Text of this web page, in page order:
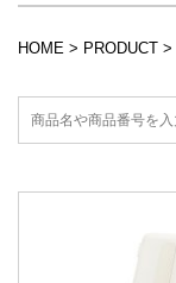
HOME > PRODUCT >